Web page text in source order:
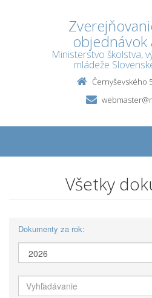
objednávok
Ministerstvo školstva,
mládeže
Černyševského
Všetky
Dokumenty za rok: